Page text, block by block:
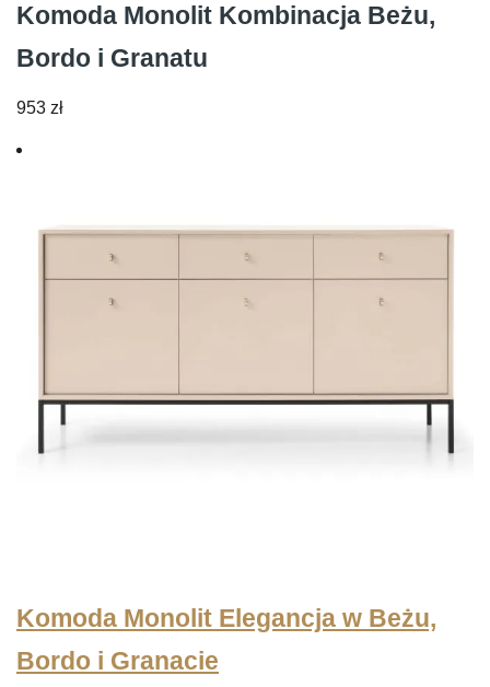
Komoda Monolit Kombinacja Beżu,
Bordo i Granatu
953 zł
Komoda Monolit Elegancja w Beżu,
Bordo i Granacie